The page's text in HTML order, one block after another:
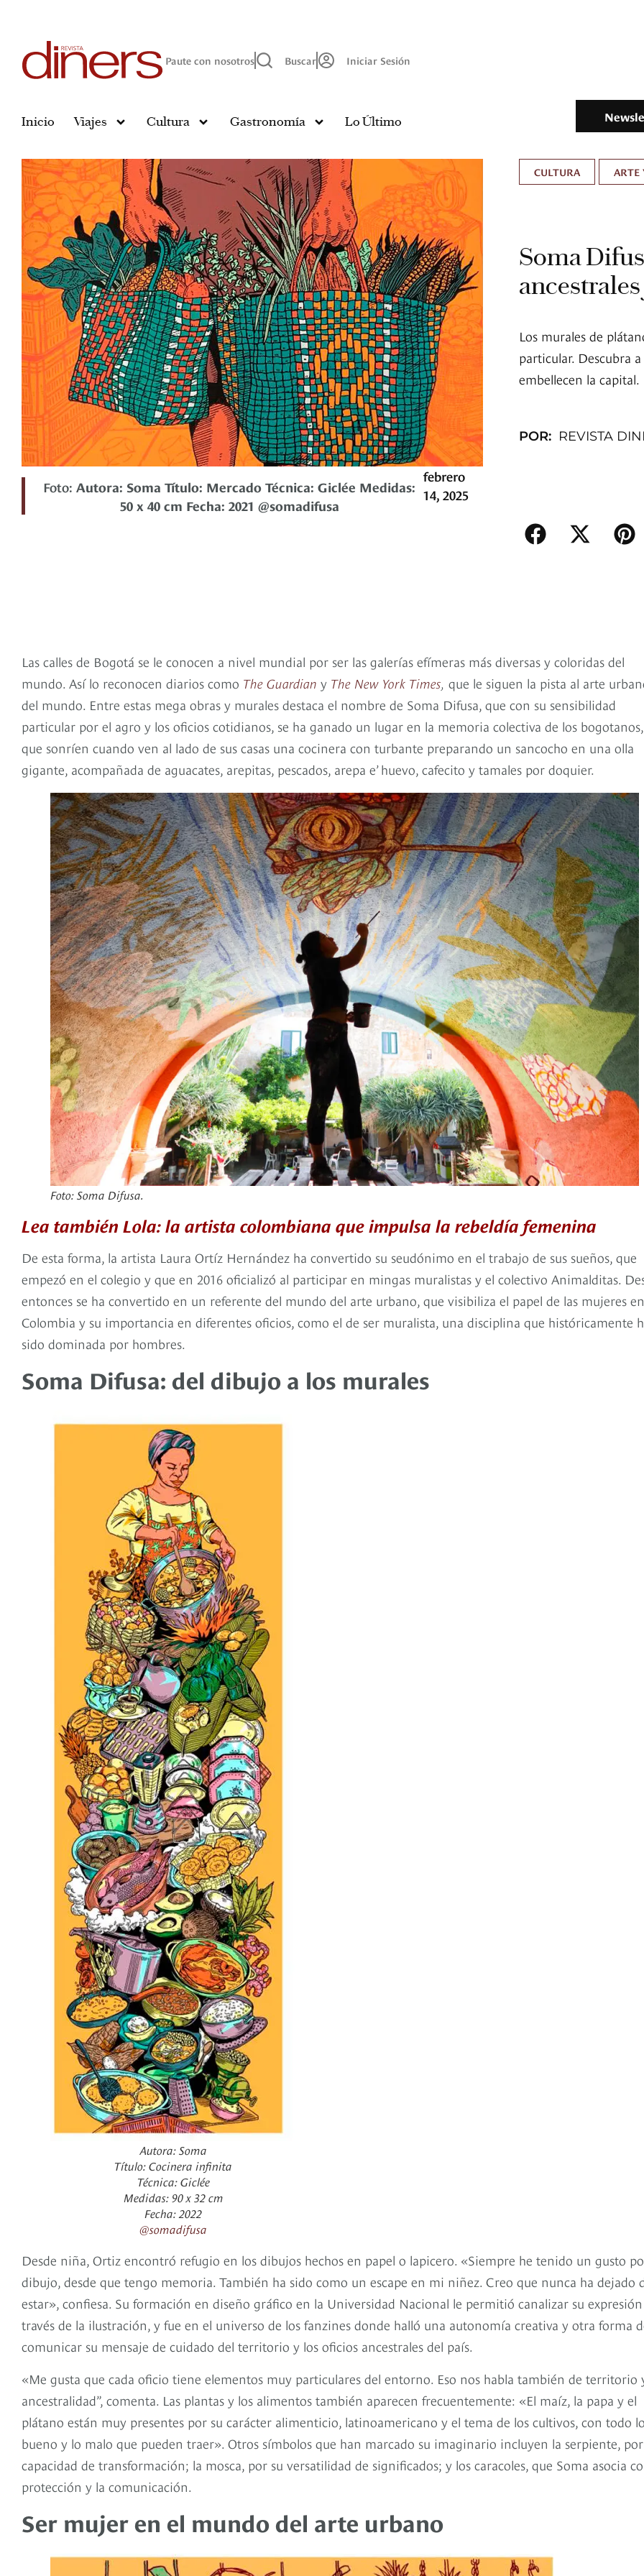
Paute con nosotros Buscar Iniciar Sesión
Inicio Viajes Cultura Gastronomía Lo Último
Foto: Autora: Soma Título: Mercado Técnica: Giclée Medidas:
50 x 40 cm Fecha: 2021 @somadifusa
febrero
14, 2025
CULTURA ARTE
Soma
Los murales de
particular. Descubra
embellecen la capital.
POR: REVISTA
Las calles de Bogotá se le conocen a nivel mundial por ser las galerías efímeras más diversas y coloridas del
mundo. Así lo reconocen diarios como The Guardian y The New York Times, que le siguen la pista al arte
del mundo. Entre estas mega obras y murales destaca el nombre de Soma Difusa, que con su sensibilidad
particular por el agro y los oficios cotidianos, se ha ganado un lugar en la memoria colectiva de los bogotanos,
que sonríen cuando ven al lado de sus casas una cocinera con turbante preparando un sancocho en una olla
gigante, acompañada de aguacates, arepitas, pescados, arepa e’ huevo, cafecito y tamales por doquier.
Foto: Soma Difusa.
Lea también Lola: la artista colombiana que impulsa la rebeldía femenina
De esta forma, la artista Laura Ortíz Hernández ha convertido su seudónimo en el trabajo de sus sueños, que
empezó en el colegio y que en 2016 oficializó al participar en mingas muralistas y el colectivo Animalditas.
entonces se ha convertido en un referente del mundo del arte urbano, que visibiliza el papel de las mujeres en
Colombia y su importancia en diferentes oficios, como el de ser muralista, una disciplina que históricamente
sido dominada por hombres.
Soma Difusa: del dibujo a los murales
Autora: Soma
Título: Cocinera infinita
Técnica: Giclée
Medidas: 90 x 32 cm
Fecha: 2022
@somadifusa
Desde niña, Ortiz encontró refugio en los dibujos hechos en papel o lapicero. «Siempre he tenido un gusto
dibujo, desde que tengo memoria. También ha sido como un escape en mi niñez. Creo que nunca ha dejado
estar», confiesa. Su formación en diseño gráfico en la Universidad Nacional le permitió canalizar su
través de la ilustración, y fue en el universo de los fanzines donde halló una autonomía creativa y otra forma
comunicar su mensaje de cuidado del territorio y los oficios ancestrales del país.
«Me gusta que cada oficio tiene elementos muy particulares del entorno. Eso nos habla también de territorio
ancestralidad”, comenta. Las plantas y los alimentos también aparecen frecuentemente: «El maíz, la papa y el
plátano están muy presentes por su carácter alimenticio, latinoamericano y el tema de los cultivos, con todo
bueno y lo malo que pueden traer». Otros símbolos que han marcado su imaginario incluyen la serpiente,
capacidad de transformación; la mosca, por su versatilidad de significados; y los caracoles, que Soma asocia
protección y la comunicación.
Ser mujer en el mundo del arte urbano